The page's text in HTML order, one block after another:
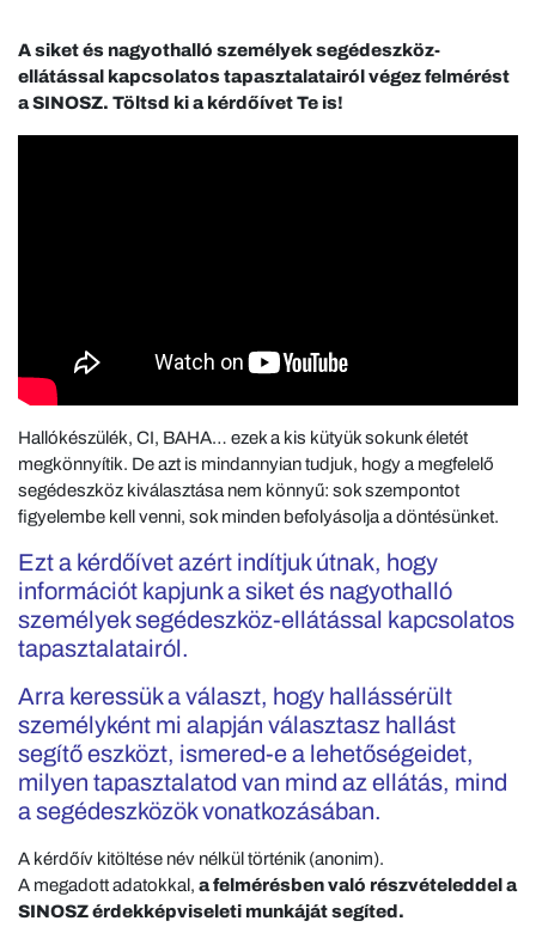
A siket és nagyothalló személyek segédeszköz-
ellátással kapcsolatos tapasztalatairól végez felmérést
a SINOSZ. Töltsd ki a kérdőívet Te is!
Hallókészülék, CI, BAHA… ezek a kis kütyük sokunk életét
megkönnyítik. De azt is mindannyian tudjuk, hogy a megfelelő
segédeszköz kiválasztása nem könnyű: sok szempontot
figyelembe kell venni, sok minden befolyásolja a döntésünket.
Ezt a kérdőívet azért indítjuk útnak, hogy
információt kapjunk a siket és nagyothalló
személyek segédeszköz-ellátással kapcsolatos
tapasztalatairól.
Arra keressük a választ, hogy hallássérült
személyként mi alapján választasz hallást
segítő eszközt, ismered-e a lehetőségeidet,
milyen tapasztalatod van mind az ellátás, mind
a segédeszközök vonatkozásában.
A kérdőív kitöltése név nélkül történik (anonim).
A megadott adatokkal, a felmérésben való részvételeddel a
SINOSZ érdekképviseleti munkáját segíted.